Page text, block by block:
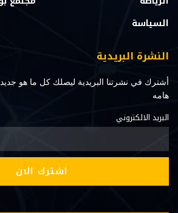
السياسة
النشرة البريدية
أشترك في نشرتنا البريدية ليصلك كل ما هو
هامه
البريد الالكتروني